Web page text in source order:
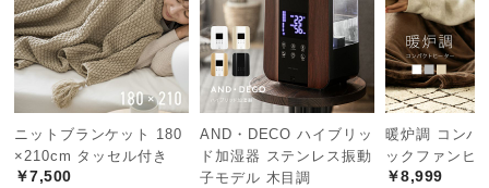
い
て
中
型
商
品
ニットブランケット 180
×210cm タッセル付き
￥7,500
AND・DECO ハイブリッ
ド加湿器 ステンレス振動
子モデル 木目調
暖炉調 コンパ
ックファンヒ
￥8,999